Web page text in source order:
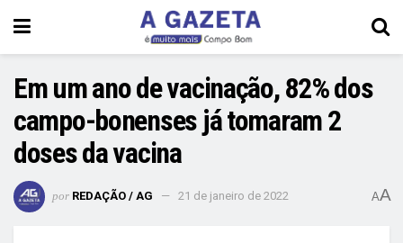
Em um ano de vacinação, 82% dos
campo-bonenses já tomaram 2
doses da vacina
por REDAÇÃO / AG 21 de janeiro de 2022 AA